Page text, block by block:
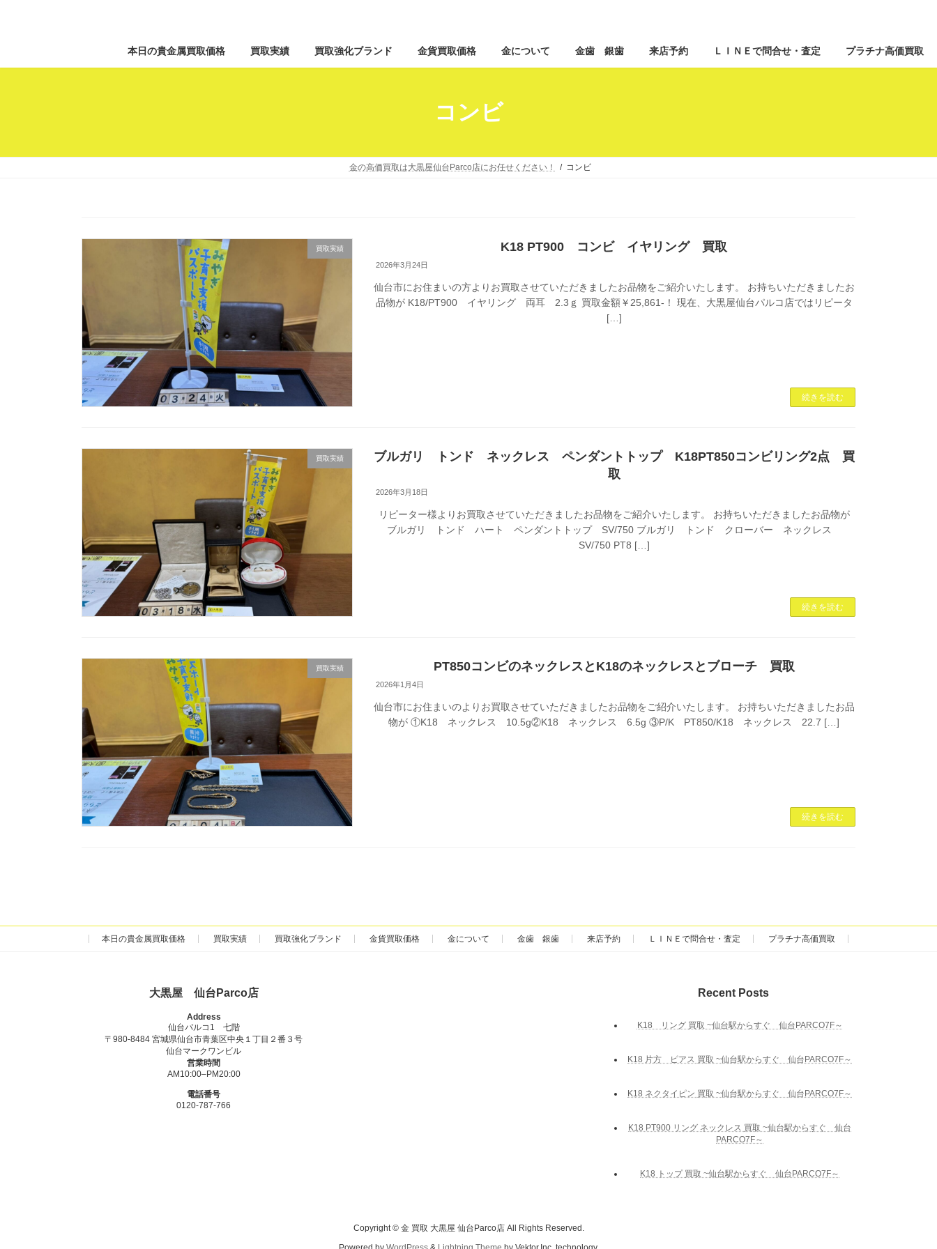
ン
テ
へ
ッ
プ
ビ
ゲ
ョ
移
動
本日の貴金属買取価格 買取実績 買取強化ブランド 金貨買取価格 金について 金歯 銀歯 来店予約 ＬＩＮＥで問合せ・査定 プラチナ高価買取
コンビ
金の高価買取は大黒屋仙台Parco店にお任せください！ コンビ
買取実績 K18 PT900 コンビ イヤリング 買取
2026年3月24日
仙台市にお住まいの方よりお買取させていただきましたお品物をご紹介いたします。 お持ちいただきましたお
品物が K18/PT900 イヤリング 両耳 2.3ｇ 買取金額￥25,861-！ 現在、大黒屋仙台パルコ店ではリピータ
[…]
続きを読む
買取実績
ブルガリ トンド ネックレス ペンダントトップ K18PT850コンビリング2点 買
取
2026年3月18日
リピーター様よりお買取させていただきましたお品物をご紹介いたします。 お持ちいただきましたお品物が
ブルガリ トンド ハート ペンダントトップ SV/750 ブルガリ トンド クローバー ネックレス
SV/750 PT8 […]
続きを読む
買取実績 PT850コンビのネックレスとK18のネックレスとブローチ 買取
2026年1月4日
仙台市にお住まいのよりお買取させていただきましたお品物をご紹介いたします。 お持ちいただきましたお品
物が ①K18 ネックレス 10.5g②K18 ネックレス 6.5g ③P/K PT850/K18 ネックレス 22.7 […]
続きを読む
本日の貴金属買取価格 買取実績 買取強化ブランド 金貨買取価格 金について 金歯 銀歯 来店予約 ＬＩＮＥで問合せ・査定 プラチナ高価買取
大黒屋 仙台Parco店
Address
仙台パルコ1 七階
〒980-8484 宮城県仙台市青葉区中央１丁目２番３号
仙台マークワンビル
営業時間
AM10:00–PM20:00
電話番号
0120-787-766
Recent Posts
K18 リング 買取 ~仙台駅からすぐ 仙台PARCO7F～
K18 片方 ピアス 買取 ~仙台駅からすぐ 仙台PARCO7F～
K18 ネクタイピン 買取 ~仙台駅からすぐ 仙台PARCO7F～
K18 PT900 リング ネックレス 買取 ~仙台駅からすぐ 仙台
PARCO7F～
K18 トップ 買取 ~仙台駅からすぐ 仙台PARCO7F～
Copyright © 金 買取 大黒屋 仙台Parco店 All Rights Reserved.